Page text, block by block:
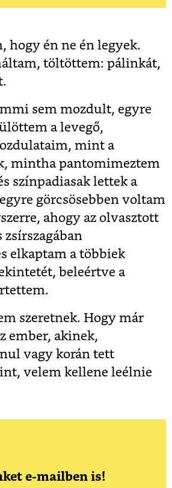
hogy én ne én legyek.
töltöttem: pálinkát,
sem mozdult, egyre
a levegő,
mint a
mintha pantomimeztem
színpadiasak lettek a
görcsösebben voltam
ahogy az olvasztott
zsírszagában
elkaptam a többiek
beleértve a
szeretnek. Hogy már
ember, akinek,
vagy korán tett
velem kellene leélnie
e-mailben is!